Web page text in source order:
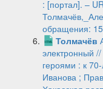
: [портал]. –
обращения:
Толмачёв
электронный
героями : к
Иванова ;